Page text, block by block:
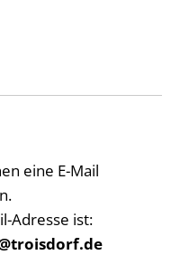
eine E-Mail
Adresse ist: